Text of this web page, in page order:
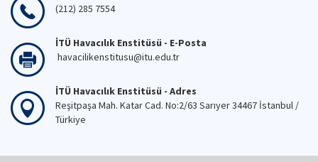
(212) 285 7554
İTÜ Havacılık Enstitüsü - E-Posta
havacilikenstitusu@itu.edu.tr
İTÜ Havacılık Enstitüsü - Adres
Reşitpaşa Mah. Katar Cad. No:2/63 Sarıyer 34467 İstanbul /
Türkiye